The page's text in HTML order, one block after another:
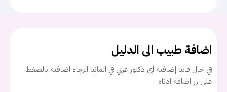
اضافة طبيب الى الدليل
في حال فاتنا إضافته أي دكتور عربي في المانيا الرجاء اضافته بالضغط
على زر اضافة ادناه